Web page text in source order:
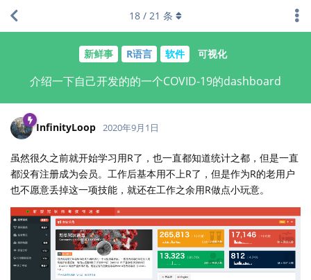
新鲜事 R语言 软件 可视化
介绍一下自己开发的的一个COVID-19的dashboard
18 / 21 条
InfinityLoop 2020年9月1日
虽然很久之前就开始学习用R了，也一直都知道统计之都，但是一直
都没有注册成为会员。工作后基本用不上R了，但是作为R的老用户
也不愿意丢掉这一项技能，就还在工作之余用R做点小玩意。